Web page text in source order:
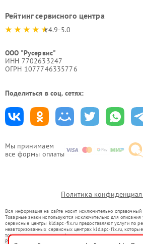
Мы принимаем
все формы оплаты
Рейтинг сервисного центра
4.9-5.0
ООО "Русервис"
ИНН 7702633247
ОГРН 1077746335776
Поделиться в соц. сетях:
Политика
Вся информация на сайте носит исключительно справочный
Товарные знаки используются исключительно для
сервисные центры kld.apc-fix.ru предоставляют услуги по
неавторизованных сервисных центрах kld.apc-fix.ru,
товарных знаков или их официальными представителями.
Ремонт осуществляется для устройств, уже введенных в